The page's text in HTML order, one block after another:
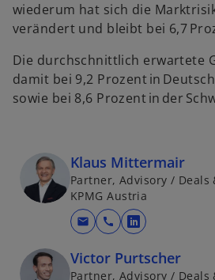
wiederum hat sich die
verändert und bleibt bei 6,7
Die durchschnittlich erwartete
damit bei 9,2 Prozent in
sowie bei 8,6 Prozent in der
Klaus Mittermair
Partner, Advisory / Deals
KPMG Austria
mail call
w
r
Victor Purtscher
Partner, Advisory / Deals
w
ir